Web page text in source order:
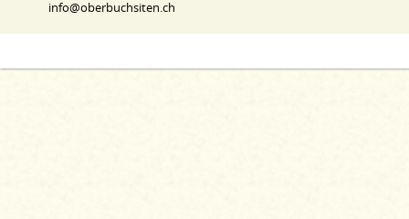
info@oberbuchsiten.ch